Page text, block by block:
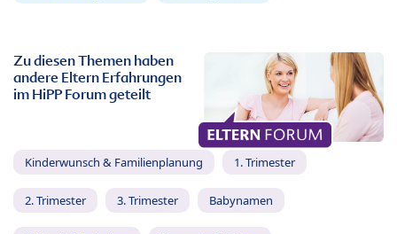
Zu diesen Themen haben
andere Eltern Erfahrungen
im HiPP Forum geteilt
Kinderwunsch & Familienplanung 1. Trimester
2. Trimester 3. Trimester Babynamen